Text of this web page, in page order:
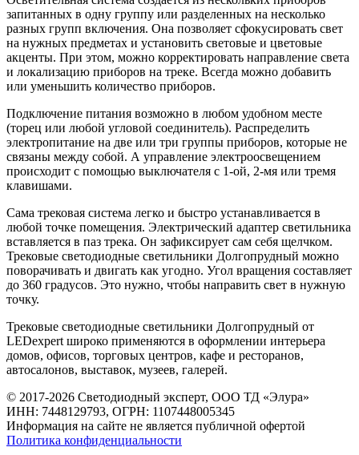
запитанных в одну группу или разделенных на несколько
разных групп включения. Она позволяет сфокусировать свет
на нужных предметах и установить световые и цветовые
акценты. При этом, можно корректировать направление света
и локализацию приборов на треке. Всегда можно добавить
или уменьшить количество приборов.
Подключение питания возможно в любом удобном месте
(торец или любой угловой соединитель). Распределить
электропитание на две или три группы приборов, которые не
связаны между собой. А управление электроосвещением
происходит с помощью выключателя с 1-ой, 2-мя или тремя
клавишами.
Сама трековая система легко и быстро устанавливается в
любой точке помещения. Электрический адаптер светильника
вставляется в паз трека. Он зафиксирует сам себя щелчком.
Трековые светодиодные светильники Долгопрудный можно
поворачивать и двигать как угодно. Угол вращения составляет
до 360 градусов. Это нужно, чтобы направить свет в нужную
точку.
Трековые светодиодные светильники Долгопрудный от
LEDexpert широко применяются в оформлении интерьера
домов, офисов, торговых центров, кафе и ресторанов,
автосалонов, выставок, музеев, галерей.
© 2017-2026 Светодиодный эксперт, ООО ТД «Элура»
ИНН: 7448129793, ОГРН: 1107448005345
Информация на сайте не является публичной офертой
Политика конфиденциальности